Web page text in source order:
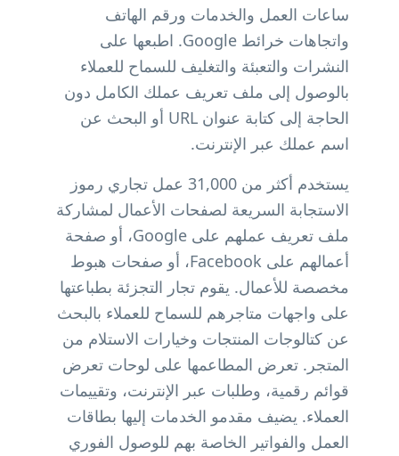
ساعات العمل والخدمات ورقم الهاتف
واتجاهات خرائط Google. اطبعها على
النشرات والتعبئة والتغليف للسماح للعملاء
بالوصول إلى ملف تعريف عملك الكامل دون
الحاجة إلى كتابة عنوان URL أو البحث عن
اسم عملك عبر الإنترنت.
يستخدم أكثر من 31,000 عمل تجاري رموز
الاستجابة السريعة لصفحات الأعمال لمشاركة
ملف تعريف عملهم على Google، أو صفحة
أعمالهم على Facebook، أو صفحات هبوط
مخصصة للأعمال. يقوم تجار التجزئة بطباعتها
على واجهات متاجرهم للسماح للعملاء بالبحث
عن كتالوجات المنتجات وخيارات الاستلام من
المتجر. تعرض المطاعمها على لوحات تعرض
قوائم رقمية، وطلبات عبر الإنترنت، وتقييمات
العملاء. يضيف مقدمو الخدمات إليها بطاقات
العمل والفواتير الخاصة بهم للوصول الفوري